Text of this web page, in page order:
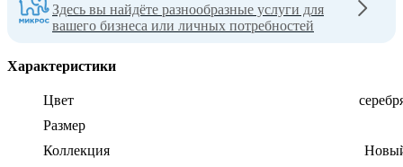
Здесь вы найдёте разнообразные услуги для
вашего бизнеса или личных потребностей
Характеристики
Цвет
Размер
Коллекция